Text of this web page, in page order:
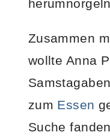
Zusammen
wollte Anna
zum Essen
Suche